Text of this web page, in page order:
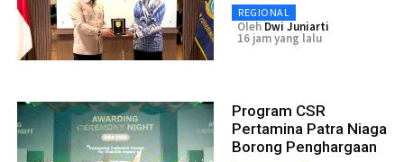
REGIONAL
Oleh Dwi Juniarti
16 jam yang lalu
Program CSR
Pertamina Patra Niaga
Borong Penghargaan